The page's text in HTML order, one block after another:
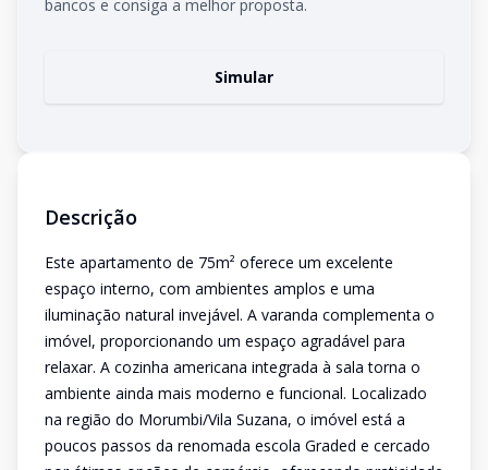
bancos e consiga a melhor proposta.
Simular
Descrição
Este apartamento de 75m² oferece um excelente
espaço interno, com ambientes amplos e uma
iluminação natural invejável. A varanda complementa o
imóvel, proporcionando um espaço agradável para
relaxar. A cozinha americana integrada à sala torna o
ambiente ainda mais moderno e funcional. Localizado
na região do Morumbi/Vila Suzana, o imóvel está a
poucos passos da renomada escola Graded e cercado